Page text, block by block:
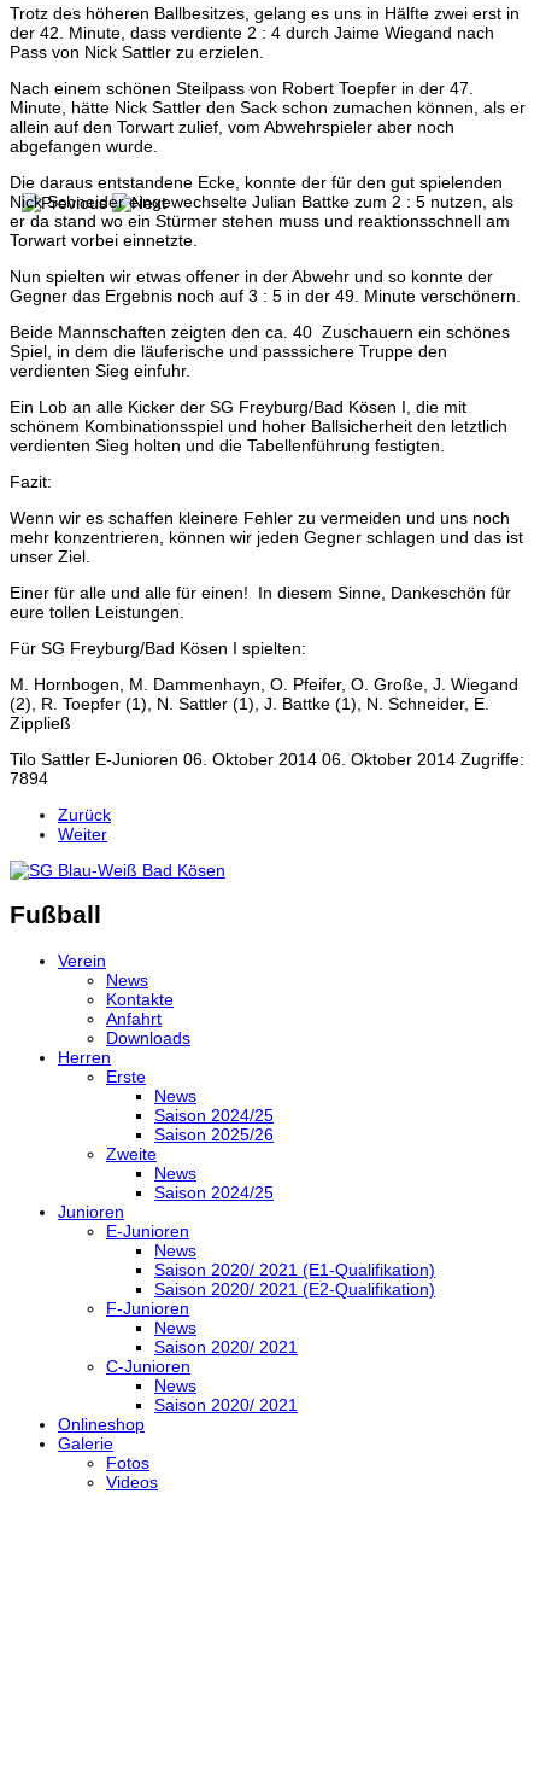
Trotz des höheren Ballbesitzes, gelang es uns in Hälfte zwei erst in
der 42. Minute, dass verdiente 2 : 4 durch Jaime Wiegand nach
Pass von Nick Sattler zu erzielen.
Nach einem schönen Steilpass von Robert Toepfer in der 47.
Minute, hätte Nick Sattler den Sack schon zumachen können, als er
allein auf den Torwart zulief, vom Abwehrspieler aber noch
abgefangen wurde.
Die daraus entstandene Ecke, konnte der für den gut spielenden
Nick Schneider eingewechselte Julian Battke zum 2 : 5 nutzen, als
er da stand wo ein Stürmer stehen muss und reaktionsschnell am
Torwart vorbei einnetzte.
Nun spielten wir etwas offener in der Abwehr und so konnte der
Gegner das Ergebnis noch auf 3 : 5 in der 49. Minute verschönern.
Beide Mannschaften zeigten den ca. 40 Zuschauern ein schönes
Spiel, in dem die läuferische und passsichere Truppe den
verdienten Sieg einfuhr.
Ein Lob an alle Kicker der SG Freyburg/Bad Kösen I, die mit
schönem Kombinationsspiel und hoher Ballsicherheit den letztlich
verdienten Sieg holten und die Tabellenführung festigten.
Fazit:
Wenn wir es schaffen kleinere Fehler zu vermeiden und uns noch
mehr konzentrieren, können wir jeden Gegner schlagen und das ist
unser Ziel.
Einer für alle und alle für einen! In diesem Sinne, Dankeschön für
eure tollen Leistungen.
Für SG Freyburg/Bad Kösen I spielten:
M. Hornbogen, M. Dammenhayn, O. Pfeifer, O. Große, J. Wiegand
(2), R. Toepfer (1), N. Sattler (1), J. Battke (1), N. Schneider, E.
Zippließ
Tilo Sattler E-Junioren 06. Oktober 2014 06. Oktober 2014 Zugriffe:
7894
Zurück
Weiter
Fußball
Verein
News
Kontakte
Anfahrt
Downloads
Herren
Erste
News
Saison 2024/25
Saison 2025/26
Zweite
News
Saison 2024/25
Junioren
E-Junioren
News
Saison 2020/ 2021 (E1-Qualifikation)
Saison 2020/ 2021 (E2-Qualifikation)
F-Junioren
News
Saison 2020/ 2021
C-Junioren
News
Saison 2020/ 2021
Onlineshop
Galerie
Fotos
Videos